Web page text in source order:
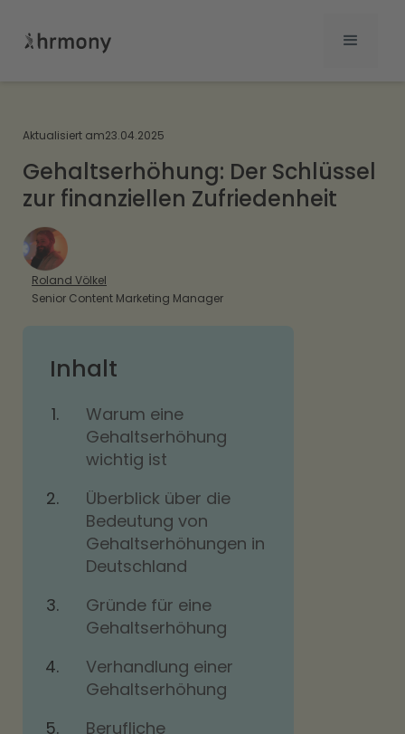
Aktualisiert am23.04.2025
Gehaltserhöhung: Der Schlüssel
zur finanziellen Zufriedenheit
Roland Völkel
Senior Content Marketing Manager
Inhalt
Warum eine
Gehaltserhöhung
wichtig ist
Überblick über die
Bedeutung von
Gehaltserhöhungen in
Deutschland
Gründe für eine
Gehaltserhöhung
Verhandlung einer
Gehaltserhöhung
Berufliche